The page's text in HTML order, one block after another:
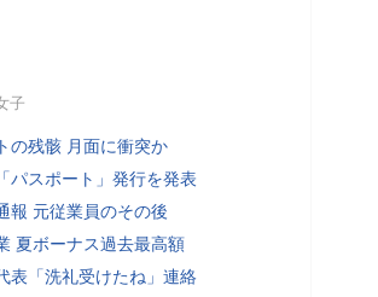
子
の残骸 月面に衝突か
パスポート」発行を発表
報 元従業員のその後
夏ボーナス過去最高額
表「洗礼受けたね」連絡